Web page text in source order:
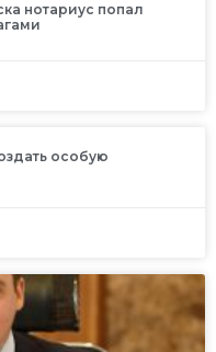
нотариус попал
особую